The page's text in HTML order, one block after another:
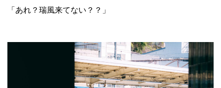
「あれ？瑞風来てない？？」